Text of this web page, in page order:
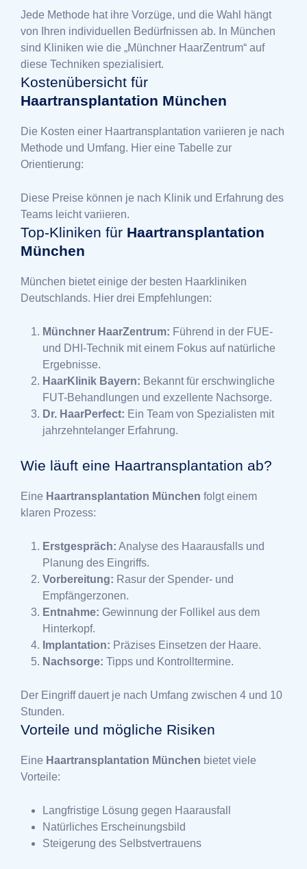
Jede Methode hat ihre Vorzüge, und die Wahl hängt
von Ihren individuellen Bedürfnissen ab. In München
sind Kliniken wie die „Münchner HaarZentrum“ auf
diese Techniken spezialisiert.
Kostenübersicht für
Haartransplantation München
Die Kosten einer Haartransplantation variieren je nach
Methode und Umfang. Hier eine Tabelle zur
Orientierung:
Diese Preise können je nach Klinik und Erfahrung des
Teams leicht variieren.
Top-Kliniken für Haartransplantation
München
München bietet einige der besten Haarkliniken
Deutschlands. Hier drei Empfehlungen:
Münchner HaarZentrum: Führend in der FUE-
und DHI-Technik mit einem Fokus auf natürliche
Ergebnisse.
HaarKlinik Bayern: Bekannt für erschwingliche
FUT-Behandlungen und exzellente Nachsorge.
Dr. HaarPerfect: Ein Team von Spezialisten mit
jahrzehntelanger Erfahrung.
Wie läuft eine Haartransplantation ab?
Eine Haartransplantation München folgt einem
klaren Prozess:
Erstgespräch: Analyse des Haarausfalls und
Planung des Eingriffs.
Vorbereitung: Rasur der Spender- und
Empfängerzonen.
Entnahme: Gewinnung der Follikel aus dem
Hinterkopf.
Implantation: Präzises Einsetzen der Haare.
Nachsorge: Tipps und Kontrolltermine.
Der Eingriff dauert je nach Umfang zwischen 4 und 10
Stunden.
Vorteile und mögliche Risiken
Eine Haartransplantation München bietet viele
Vorteile:
Langfristige Lösung gegen Haarausfall
Natürliches Erscheinungsbild
Steigerung des Selbstvertrauens